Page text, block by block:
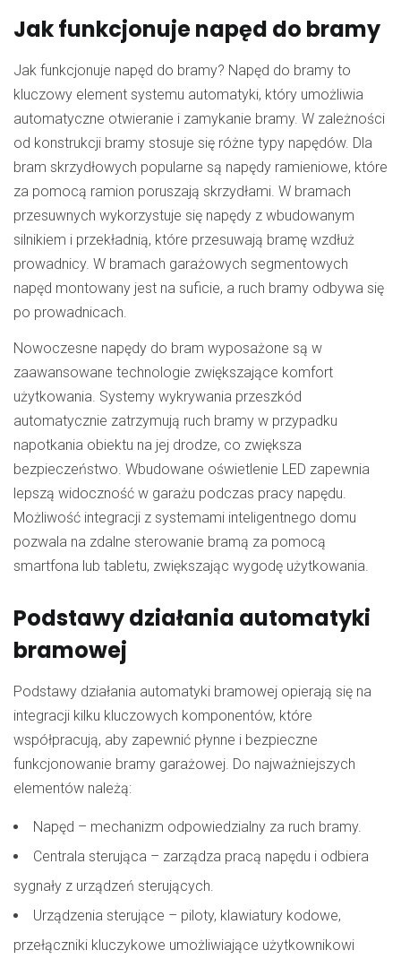
Jak funkcjonuje napęd do bramy
Jak funkcjonuje napęd do bramy? Napęd do bramy to
kluczowy element systemu automatyki, który umożliwia
automatyczne otwieranie i zamykanie bramy. W zależności
od konstrukcji bramy stosuje się różne typy napędów. Dla
bram skrzydłowych popularne są napędy ramieniowe, które
za pomocą ramion poruszają skrzydłami. W bramach
przesuwnych wykorzystuje się napędy z wbudowanym
silnikiem i przekładnią, które przesuwają bramę wzdłuż
prowadnicy. W bramach garażowych segmentowych
napęd montowany jest na suficie, a ruch bramy odbywa się
po prowadnicach.
Nowoczesne napędy do bram wyposażone są w
zaawansowane technologie zwiększające komfort
użytkowania. Systemy wykrywania przeszkód
automatycznie zatrzymują ruch bramy w przypadku
napotkania obiektu na jej drodze, co zwiększa
bezpieczeństwo. Wbudowane oświetlenie LED zapewnia
lepszą widoczność w garażu podczas pracy napędu.
Możliwość integracji z systemami inteligentnego domu
pozwala na zdalne sterowanie bramą za pomocą
smartfona lub tabletu, zwiększając wygodę użytkowania.
Podstawy działania automatyki
bramowej
Podstawy działania automatyki bramowej opierają się na
integracji kilku kluczowych komponentów, które
współpracują, aby zapewnić płynne i bezpieczne
funkcjonowanie bramy garażowej. Do najważniejszych
elementów należą:
Napęd – mechanizm odpowiedzialny za ruch bramy.
Centrala sterująca – zarządza pracą napędu i odbiera
sygnały z urządzeń sterujących.
Urządzenia sterujące – piloty, klawiatury kodowe,
przełączniki kluczykowe umożliwiające użytkownikowi